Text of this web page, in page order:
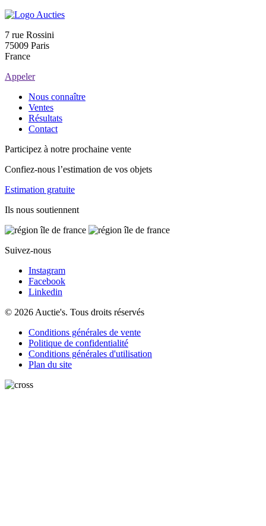
7 rue Rossini
75009 Paris
France
Appeler
Nous connaître
Ventes
Résultats
Contact
Participez à notre prochaine vente
Confiez-nous l’estimation de vos objets
Estimation gratuite
Ils nous soutiennent
Suivez-nous
Instagram
Facebook
Linkedin
© 2026 Auctie's. Tous droits réservés
Conditions générales de vente
Politique de confidentialité
Conditions générales d'utilisation
Plan du site